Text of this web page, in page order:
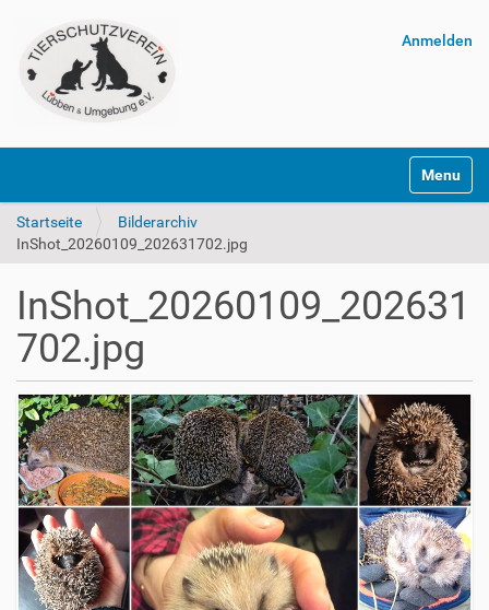
Anmelden
Startseite
Bilderarchiv
InShot_20260109_202631702.jpg
InShot_20260109_202631
702.jpg